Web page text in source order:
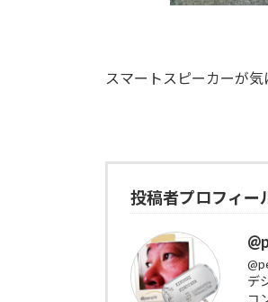
スマートスピーカーが
投稿者プロフィー
デ
コ